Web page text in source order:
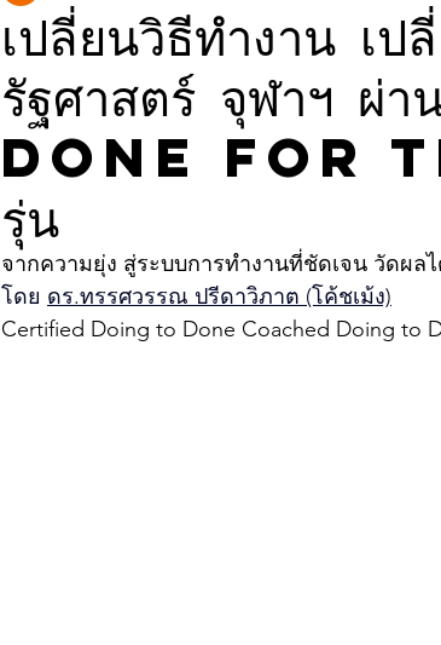
เปลี่ยนวิธีทำงาน เ
รัฐศาสตร์ จุฬา
Done for
รุ่น
จากความยุ่ง สู่ระบบการทำงานที่ชัดเจน วัดผล
โดย ดร.ทรรศวรรณ ปรีดาวิภาต (โค้ชเม้ง)
Certified Doing to Done Coached Doing to